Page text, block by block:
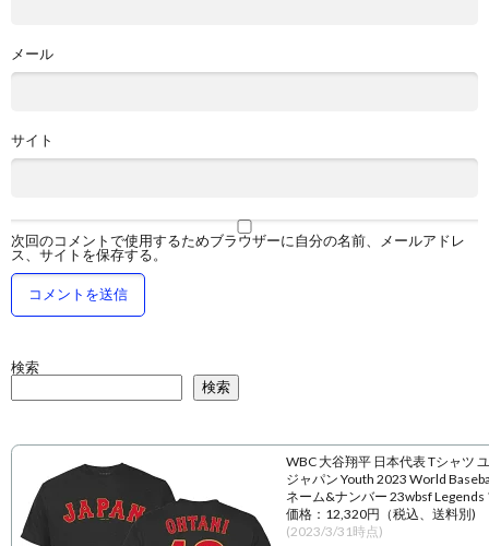
メール
サイト
次回のコメントで使用するためブラウザーに自分の名前、メールアドレ
ス、サイトを保存する。
検索
検索
WBC 大谷翔平 日本代表 Tシャツ
ジャパン Youth 2023 World
ネーム&ナンバー 23wbsf Legends
価格：12,320円（税込、送料別)
(2023/3/31時点)